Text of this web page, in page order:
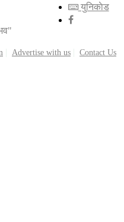
Advertise with us Contact Us
युनिकाेड